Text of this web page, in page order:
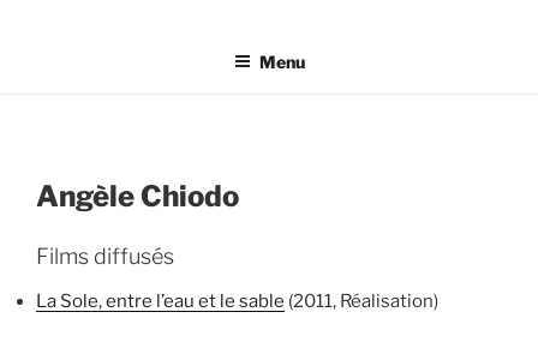
Menu
Angèle Chiodo
Films diffusés
La Sole, entre l’eau et le sable (2011, Réalisation)